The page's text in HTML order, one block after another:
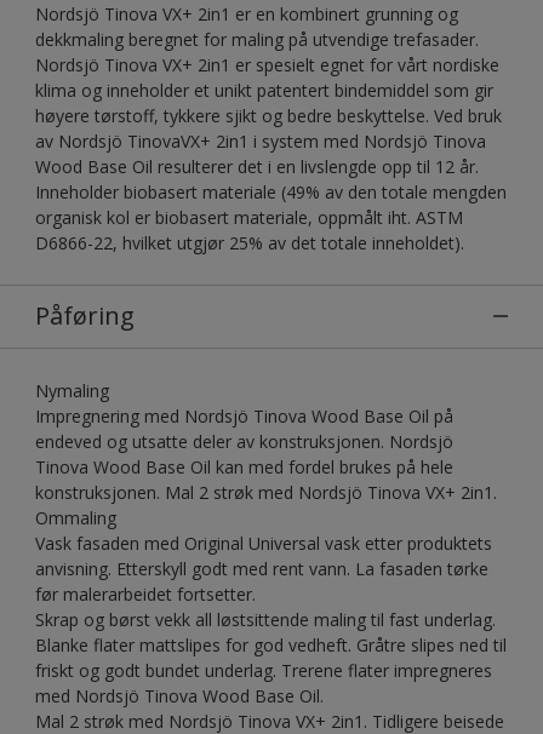
Nordsjö Tinova VX+ 2in1 er en kombinert grunning og
dekkmaling beregnet for maling på utvendige trefasader.
Nordsjö Tinova VX+ 2in1 er spesielt egnet for vårt nordiske
klima og inneholder et unikt patentert bindemiddel som gir
høyere tørstoff, tykkere sjikt og bedre beskyttelse. Ved bruk
av Nordsjö TinovaVX+ 2in1 i system med Nordsjö Tinova
Wood Base Oil resulterer det i en livslengde opp til 12 år.
Inneholder biobasert materiale (49% av den totale mengden
organisk kol er biobasert materiale, oppmålt iht. ASTM
D6866-22, hvilket utgjør 25% av det totale inneholdet).
Påføring
Nymaling
Impregnering med Nordsjö Tinova Wood Base Oil på
endeved og utsatte deler av konstruksjonen. Nordsjö
Tinova Wood Base Oil kan med fordel brukes på hele
konstruksjonen. Mal 2 strøk med Nordsjö Tinova VX+ 2in1.
Ommaling
Vask fasaden med Original Universal vask etter produktets
anvisning. Etterskyll godt med rent vann. La fasaden tørke
før malerarbeidet fortsetter.
Skrap og børst vekk all løstsittende maling til fast underlag.
Blanke flater mattslipes for god vedheft. Gråtre slipes ned til
friskt og godt bundet underlag. Trerene flater impregneres
med Nordsjö Tinova Wood Base Oil.
Mal 2 strøk med Nordsjö Tinova VX+ 2in1. Tidligere beisede